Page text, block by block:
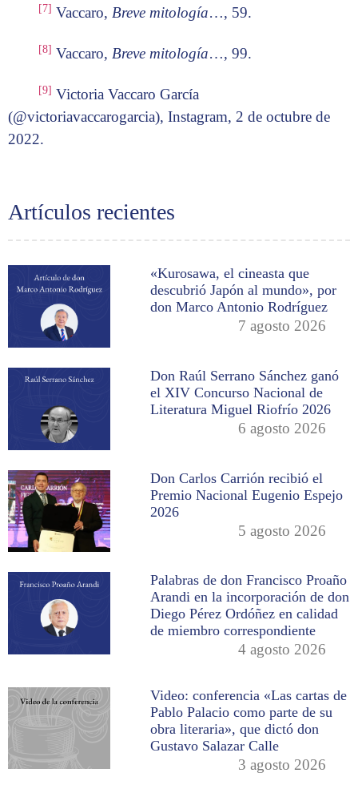
Artículos recientes
«Kurosawa, el cineasta que
descubrió Japón al mundo», por
don Marco Antonio Rodríguez
7 agosto 2026
Don Raúl Serrano Sánchez ganó
el XIV Concurso Nacional de
Literatura Miguel Riofrío 2026
6 agosto 2026
Don Carlos Carrión recibió el
Premio Nacional Eugenio Espejo
2026
5 agosto 2026
Palabras de don Francisco Proaño
Arandi en la incorporación de don
Diego Pérez Ordóñez en calidad
de miembro correspondiente
4 agosto 2026
Video: conferencia «Las cartas de
Pablo Palacio como parte de su
obra literaria», que dictó don
Gustavo Salazar Calle
3 agosto 2026
[7] Vaccaro, Breve mitología…, 59.
[8] Vaccaro, Breve mitología…, 99.
[9] Victoria Vaccaro García
(@victoriavaccarogarcia), Instagram, 2 de octubre de
2022.